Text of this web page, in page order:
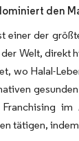
den
einer der
Welt, direkt
wo Halal-
im
tätigen,